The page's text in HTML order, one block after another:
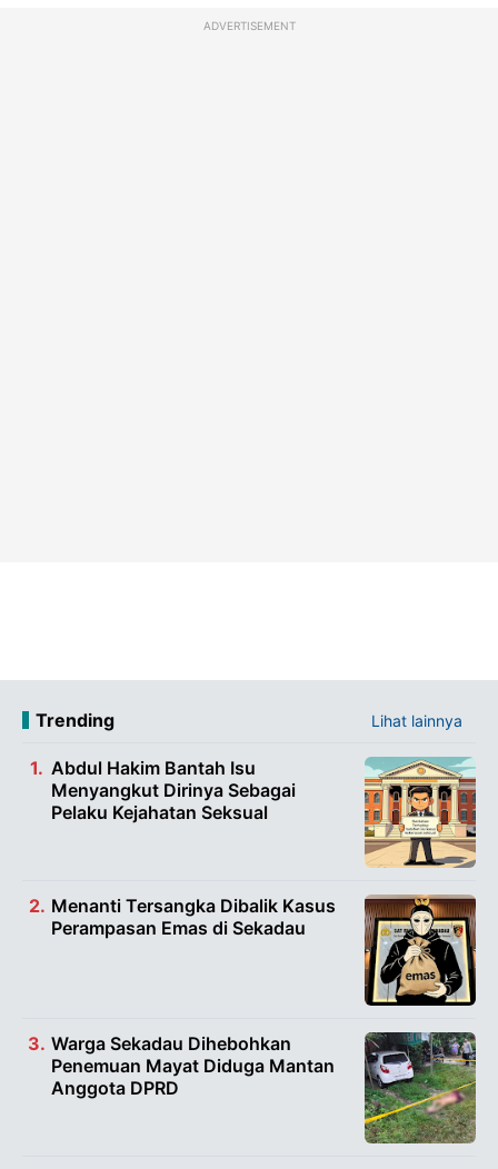
ADVERTISEMENT
Trending Lihat lainnya
Abdul Hakim Bantah Isu
Menyangkut Dirinya Sebagai
Pelaku Kejahatan Seksual
Menanti Tersangka Dibalik Kasus
Perampasan Emas di Sekadau
Warga Sekadau Dihebohkan
Penemuan Mayat Diduga Mantan
Anggota DPRD